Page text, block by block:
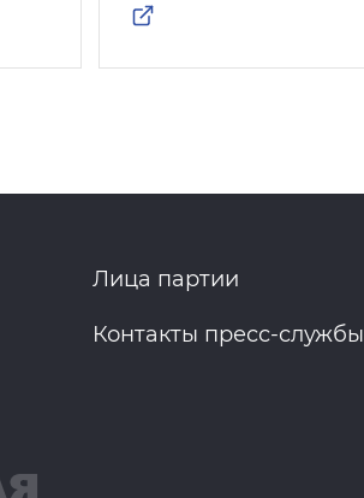
Лица партии
Контакты пресс-службы